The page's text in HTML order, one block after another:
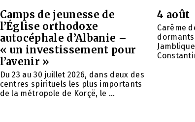
Camps de jeunesse de
l’Église orthodoxe
autocéphale d’Albanie –
« un investissement pour
l’avenir »
Du 23 au 30 juillet 2026, dans deux des
centres spirituels les plus importants
de la métropole de Korçë, le ...
4 août
Carême
dormants